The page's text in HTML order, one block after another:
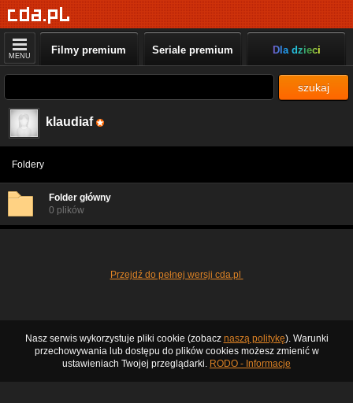
MENU Filmy premium Seriale premium Dla dzieci
szukaj
klaudiaf
Foldery
Folder główny
0 plików
Przejdź do pełnej wersji cda.pl
Nasz serwis wykorzystuje pliki cookie (zobacz naszą politykę). Warunki
przechowywania lub dostępu do plików cookies możesz zmienić w
ustawieniach Twojej przeglądarki. RODO - Informacje